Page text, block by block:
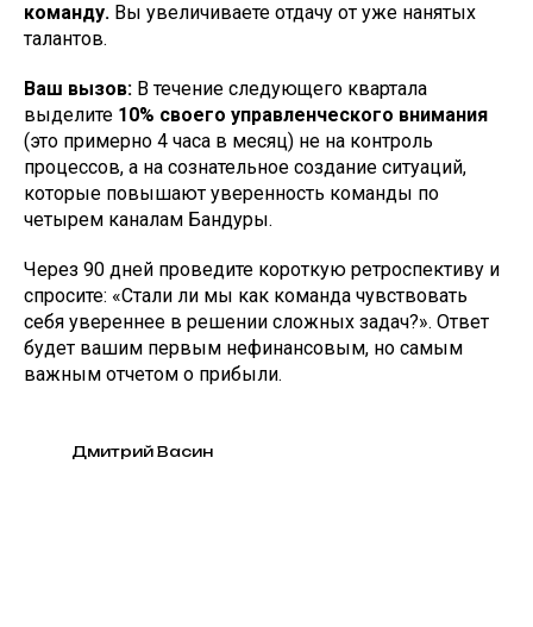
команду. Вы увеличиваете отдачу от уже нанятых
талантов.
Ваш вызов: В течение следующего квартала
выделите 10% своего управленческого внимания
(это примерно 4 часа в месяц) не на контроль
процессов, а на сознательное создание ситуаций,
которые повышают уверенность команды по
четырем каналам Бандуры.
Через 90 дней проведите короткую ретроспективу и
спросите: «Стали ли мы как команда чувствовать
себя увереннее в решении сложных задач?». Ответ
будет вашим первым нефинансовым, но самым
важным отчетом о прибыли.
Дмитрий Васин